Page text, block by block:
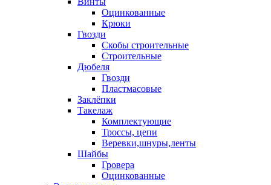
Оцинкованные
Крюки
Гвозди
Скобы строительные
Строительные
Дюбеля
Гвозди
Пластмасовые
Заклёпки
Такелаж
Комплектующие
Троссы, цепи
Веревки,шнуры,ленты
Шайбы
Гровера
Оцинкованные